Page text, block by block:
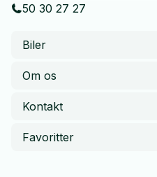
50 30 27 27
Biler
Om os
Kontakt
Favoritter